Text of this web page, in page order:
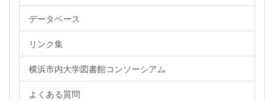
データベース
リンク集
横浜市内大学図書館コンソーシアム
よくある質問